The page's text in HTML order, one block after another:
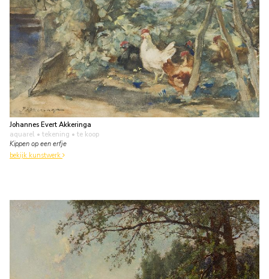
Johannes Evert Akkeringa
aquarel • tekening • te koop
Kippen op een erfje
bekijk kunstwerk